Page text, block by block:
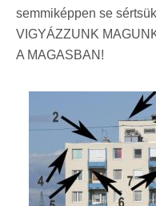
semmiképpen se
VIGYÁZZUNK
A MAGASBAN!